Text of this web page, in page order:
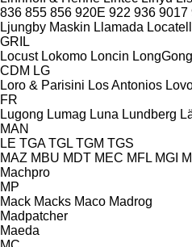
836 855 856 920E 922 936 9017
Ljungby Maskin Llamada
GRIL
Locust Lokomo Loncin LongGong
CDM LG
Loro & Parisini Los Antonios
FR
Lugong Lumag Luna Lundberg
MAN
LE TGA TGL TGM TGS
MAZ MBU MDT MEC MFL MGI
Machpro
MP
Mack Macks Maco Madrog
Madpatcher
Maeda